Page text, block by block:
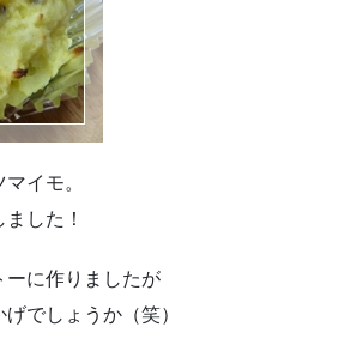
イモ。
した！
ーに作りましたが
でしょうか（笑）